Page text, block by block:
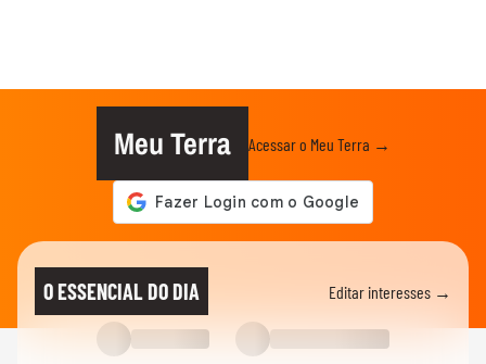
Meu Terra Acessar o Meu Terra →
O ESSENCIAL DO DIA Editar interesses →